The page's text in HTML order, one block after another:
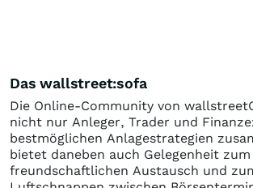
Das wallstreet:sofa
Die Online-Community von
nicht nur Anleger, Trader und
bestmöglichen Anlagestrategien
bietet daneben auch Gelegenheit zum
freundschaftlichen Austausch und